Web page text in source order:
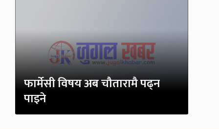
फार्मेसी विषय अब चौतारामै पढ्न
पाइने